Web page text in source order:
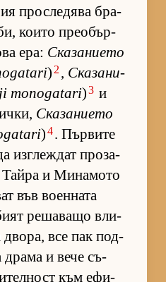
прос­ле­дява бра­
ко­ито пре­о­бър­
ера: Ска­за­ни­ето
) 2 , Ска­за­ни­
monogatari)3 и
Ска­за­ни­ето
)4. Пър­вите
из­г­леж­дат про­за­
Тайра и Ми­на­мото
във во­ен­ната
ре­ша­ващо вли­
дво­ра, все пак под­
драма и вече съ­
към ефи­